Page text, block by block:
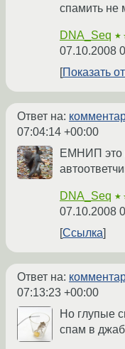
спамить не
DNA_Seq
07.10.2008
Показать
Ответ на:
07:04:14 +00:00
ЕМНИП это
DNA_Seq
07.10.2008
Ссылка
Ответ на:
07:13:23 +00:00
Но глупые
спам в